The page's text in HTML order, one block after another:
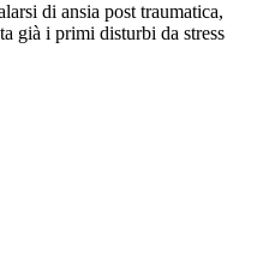
di ansia post traumatica,
già i primi disturbi da stress